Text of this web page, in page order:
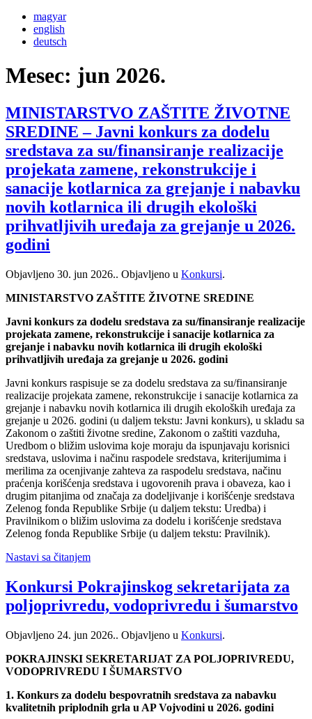
magyar
english
deutsch
Mesec: jun 2026.
MINISTARSTVO ZAŠTITE ŽIVOTNE
SREDINE – Javni konkurs za dodelu
sredstava za su/finansiranje realizacije
projekata zamene, rekonstrukcije i
sanacije kotlarnica za grejanje i nabavku
novih kotlarnica ili drugih ekološki
prihvatljivih uređaja za grejanje u 2026.
godini
Objavljeno 30. jun 2026.. Objavljeno u Konkursi.
MINISTARSTVO ZAŠTITE ŽIVOTNE SREDINE
Javni konkurs za dodelu sredstava za su/finansiranje realizacije
projekata zamene, rekonstrukcije i sanacije kotlarnica za
grejanje i nabavku novih kotlarnica ili drugih ekološki
prihvatljivih uređaja za grejanje u 2026. godini
Javni konkurs raspisuje se za dodelu sredstava za su/finansiranje
realizacije projekata zamene, rekonstrukcije i sanacije kotlarnica za
grejanje i nabavku novih kotlarnica ili drugih ekoloških uređaja za
grejanje u 2026. godini (u daljem tekstu: Javni konkurs), u skladu sa
Zakonom o zaštiti životne sredine, Zakonom o zaštiti vazduha,
Uredbom o bližim uslovima koje moraju da ispunjavaju korisnici
sredstava, uslovima i načinu raspodele sredstava, kriterijumima i
merilima za ocenjivanje zahteva za raspodelu sredstava, načinu
praćenja korišćenja sredstava i ugovorenih prava i obaveza, kao i
drugim pitanjima od značaja za dodeljivanje i korišćenje sredstava
Zelenog fonda Republike Srbije (u daljem tekstu: Uredba) i
Pravilnikom o bližim uslovima za dodelu i korišćenje sredstava
Zelenog fonda Republike Srbije (u daljem tekstu: Pravilnik).
Nastavi sa čitanjem
Konkursi Pokrajinskog sekretarijata za
poljoprivredu, vodoprivredu i šumarstvo
Objavljeno 24. jun 2026.. Objavljeno u Konkursi.
POKRAJINSKI SEKRETARIJAT ZA POLJOPRIVREDU,
VODOPRIVREDU I ŠUMARSTVO
1. Konkurs za dodelu bespovratnih sredstava za nabavku
kvalitetnih priplodnih grla u AP Vojvodini u 2026. godini